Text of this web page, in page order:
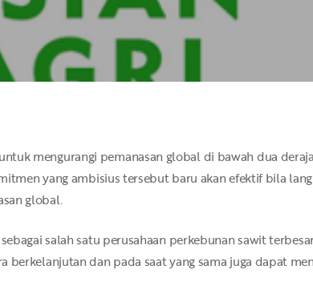
mengurangi pemanasan global di bawah dua
yang ambisius tersebut baru akan efektif bila
global.
salah satu perusahaan perkebunan sawit
dan pada saat yang sama juga dapat